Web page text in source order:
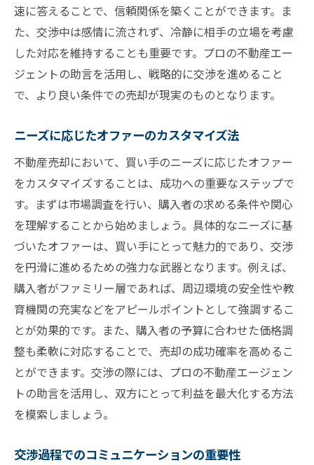
速に答えることで、信頼関係を築くことができます。ま
た、交渉中は感情に流されず、冷静に相手の立場を考慮
した対応を維持することも重要です。プロの不動産エー
ジェントの助言を活用し、戦略的に交渉を進めること
で、より良い条件での売却が現実のものとなります。
ニーズに応じたオファーのカスタマイズ法
不動産売却において、買い手のニーズに応じたオファー
をカスタマイズすることは、成功への重要なステップで
す。まずは市場調査を行い、購入者の求める条件や関心
を理解することから始めましょう。具体的なニーズに基
づいたオファーは、買い手にとって魅力的であり、交渉
を円滑に進めるための強力な武器となります。例えば、
購入者がファミリー層であれば、周辺環境の安全性や教
育機関の充実などをアピールポイントとして強調するこ
とが効果的です。また、購入者の予算に合わせた価格調
整も柔軟に対応することで、売却の成功確率を高めるこ
とができます。交渉の際には、プロの不動産エージェン
トの助言を活用し、双方にとって利益を最大化する方法
を模索しましょう。
交渉過程でのコミュニケーションの重要性